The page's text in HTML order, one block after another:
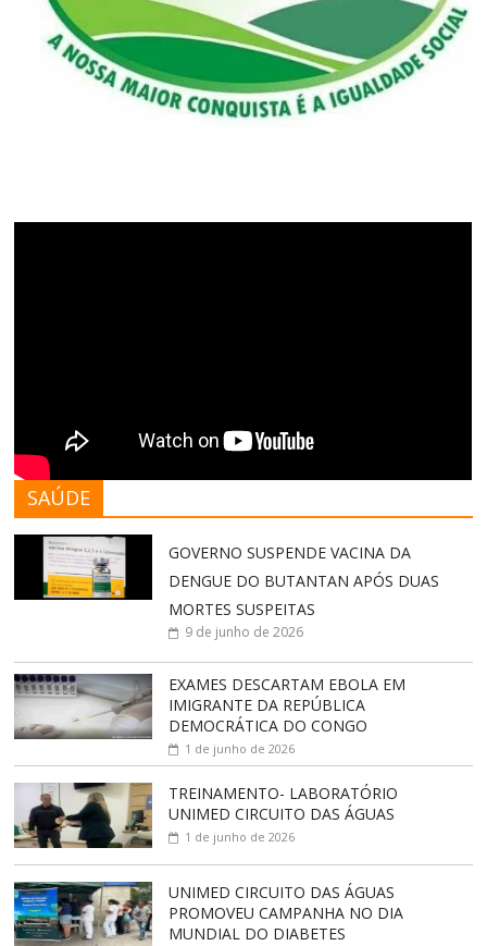
SAÚDE
GOVERNO SUSPENDE VACINA DA
DENGUE DO BUTANTAN APÓS DUAS
MORTES SUSPEITAS
9 de junho de 2026
EXAMES DESCARTAM EBOLA EM
IMIGRANTE DA REPÚBLICA
DEMOCRÁTICA DO CONGO
1 de junho de 2026
TREINAMENTO- LABORATÓRIO
UNIMED CIRCUITO DAS ÁGUAS
1 de junho de 2026
UNIMED CIRCUITO DAS ÁGUAS
PROMOVEU CAMPANHA NO DIA
MUNDIAL DO DIABETES